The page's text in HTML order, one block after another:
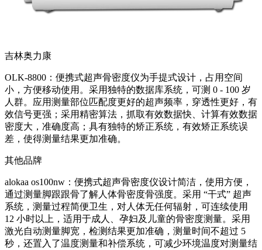
吉林奥力康
OLK-8800：便携式超声骨密度仪为手提式设计，占用空间
小，方便移动使用。采用独特的数据库系统，可测 0 - 100 岁
人群。应用测量部位匹配度更好的超声频率，穿透性更好，有
效信号更强；采用精密算法，抓取有效数据快、计算有效数据
密度大，准确度高；具有独特的矫正系统，有效矫正系统误
差，使得测量结果更加准确。
其他品牌
alokaa os100nw：便携式超声骨密度仪设计简洁，使用方便，
通过测量脚跟跟骨了解人体骨密度骨强度。采用 “干式” 超声
系统，测量过程简便卫生，对人体无任何辐射，可连续使用
12 小时以上，适用于成人、孕妇及儿童的骨密度测量。采用
激光自动测量脚宽，检测结果更加准确，测量时间不超过 5
秒，还置入了温度测量和补偿系统，可减少环境温度对测量结